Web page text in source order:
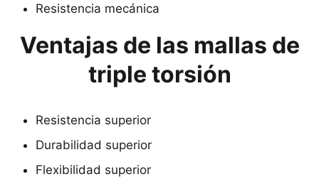
Resistencia mecánica
Ventajas de las mallas de
triple torsión
Resistencia superior
Durabilidad superior
Flexibilidad superior